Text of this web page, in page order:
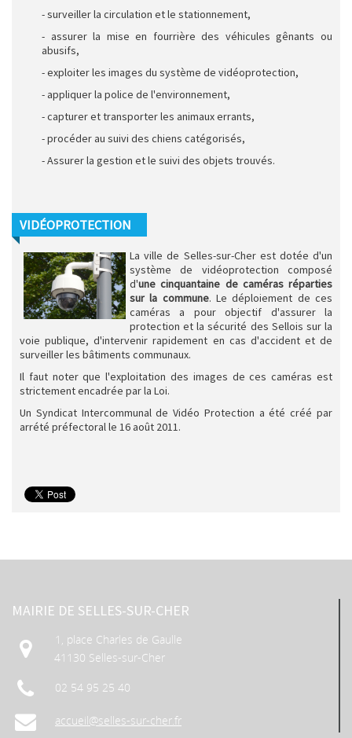
- surveiller la circulation et le stationnement,
- assurer la mise en fourrière des véhicules gênants ou
abusifs,
- exploiter les images du système de vidéoprotection,
- appliquer la police de l'environnement,
- capturer et transporter les animaux errants,
- procéder au suivi des chiens catégorisés,
- Assurer la gestion et le suivi des objets trouvés.
VIDÉOPROTECTION
La ville de Selles-sur-Cher est dotée d'un
système de vidéoprotection composé
d'une cinquantaine de caméras réparties
sur la commune. Le déploiement de ces
caméras a pour objectif d'assurer la
protection et la sécurité des Sellois sur la
voie publique, d'intervenir rapidement en cas d'accident et de
surveiller les bâtiments communaux.
Il faut noter que l'exploitation des images de ces caméras est
strictement encadrée par la Loi.
Un Syndicat Intercommunal de Vidéo Protection a été créé par
arrété préfectoral le 16 août 2011.
MAIRIE DE SELLES-SUR-CHER
1, place Charles de Gaulle
41130 Selles-sur-Cher
02 54 95 25 40
accueil@selles-sur-cher.fr